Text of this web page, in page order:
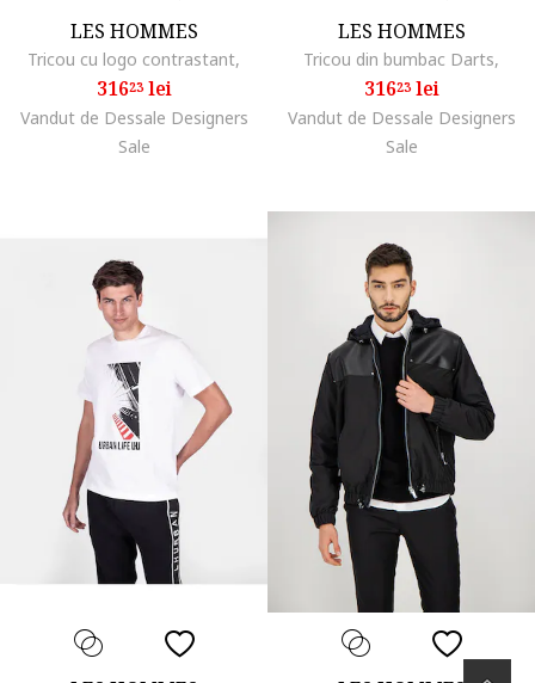
LES HOMMES
Tricou cu logo contrastant,
31623lei
Vandut de Dessale Designers
Sale
LES HOMMES
Tricou din bumbac Darts,
31623lei
Vandut de Dessale Designers
Sale